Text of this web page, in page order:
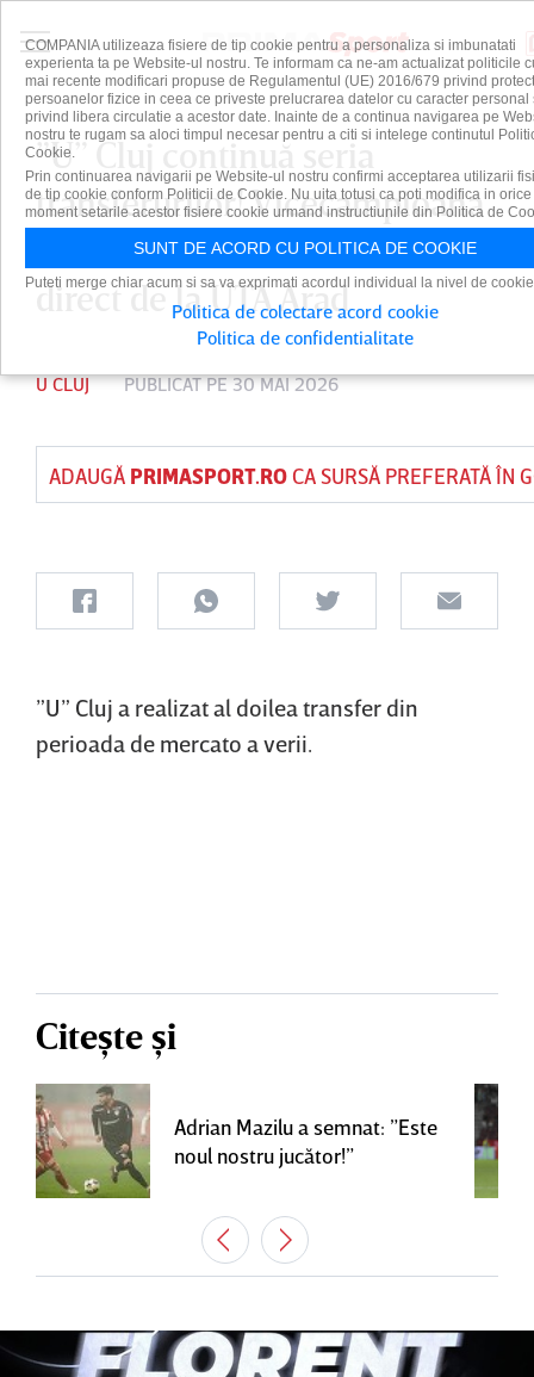
”U” Cluj continuă seria
transferurilor! Vicecampioana
României a adus un titular
direct de la UTA Arad
U CLUJ PUBLICAT PE 30 MAI 2026
ADAUGĂ PRIMASPORT.ROCA SURSĂ PREFERATĂ ÎN
”U” Cluj a realizat al doilea transfer din
perioada de mercato a verii.
Citește și
Adrian Mazilu a semnat: ”Este
noul nostru jucător!”
COMPANIA utilizeaza fisiere de tip cookie pentru a personaliza si imbunatati
experienta ta pe Website-ul nostru. Te informam ca ne-am actualizat politicile
mai recente modificari propuse de Regulamentul (UE) 2016/679 privind
persoanelor fizice in ceea ce priveste prelucrarea datelor cu caracter personal
privind libera circulatie a acestor date. Inainte de a continua navigarea pe
nostru te rugam sa aloci timpul necesar pentru a citi si intelege continutul
Cookie.
Prin continuarea navigarii pe Website-ul nostru confirmi acceptarea utilizarii
de tip cookie conform Politicii de Cookie. Nu uita totusi ca poti modifica in orice
moment setarile acestor fisiere cookie urmand instructiunile din Politica de
SUNT DE ACORD CU POLITICA DE COOKIE
Puteti merge chiar acum si sa va exprimati acordul individual la nivel de
Politica de colectare acord cookie
Politica de confidentialitate